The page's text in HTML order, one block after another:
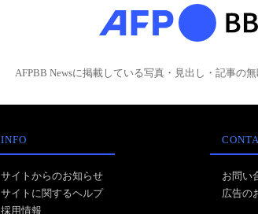
AFPBB Newsに掲載している写真・見出し・記事の
INFO
サイトからのお知らせ
サイトに関するヘルプ
採用情報
お問い
広告の